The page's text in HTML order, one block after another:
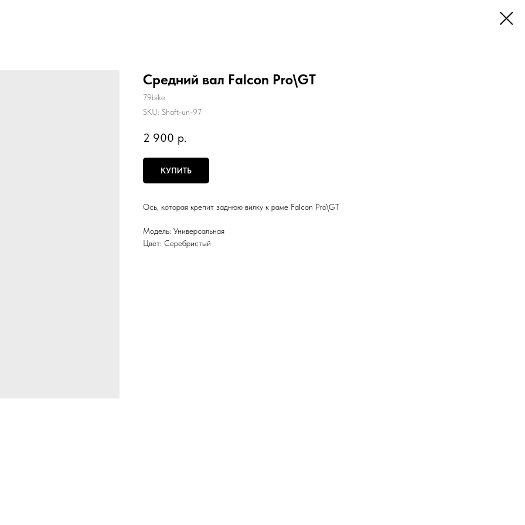
Средний вал Falcon Pro\GT
79bike
SKU: Shaft-un-97
2 900 р.
КУПИТЬ
Ось, которая крепит заднюю вилку к раме Falcon Pro\GT
Модель: Универсальная
Цвет: Серебристый